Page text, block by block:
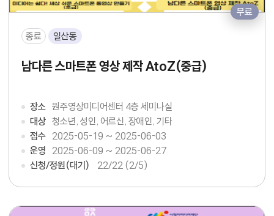
종료 일산동
무료
남다른 스마트폰 영상 제작 AtoZ(중급)
장소 원주영상미디어센터 4층 세미나실
대상 청소년, 성인, 어르신, 장애인, 기타
접수 2025-05-19 ~ 2025-06-03
운영 2025-06-09 ~ 2025-06-27
신청/정원(대기)
22/22 (2/5)